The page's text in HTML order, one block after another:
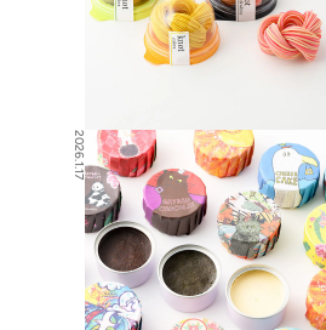
2026.1.17